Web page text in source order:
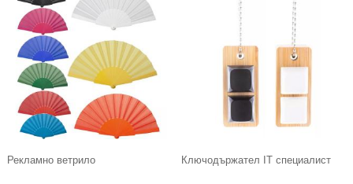
Рекламно ветрило Ключодържател IT специалист